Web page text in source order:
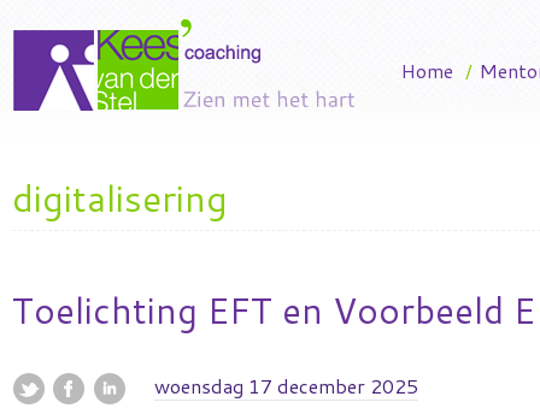
Home /
digitalisering
Toelichting EFT en Voorbeeld
woensdag 17 december 2025